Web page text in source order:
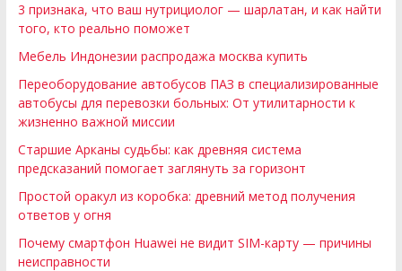
3 признака, что ваш нутрициолог — шарлатан, и как найти
того, кто реально поможет
Мебель Индонезии распродажа москва купить
Переоборудование автобусов ПАЗ в специализированные
автобусы для перевозки больных: От утилитарности к
жизненно важной миссии
Старшие Арканы судьбы: как древняя система
предсказаний помогает заглянуть за горизонт
Простой оракул из коробка: древний метод получения
ответов у огня
Почему смартфон Huawei не видит SIM-карту — причины
неисправности